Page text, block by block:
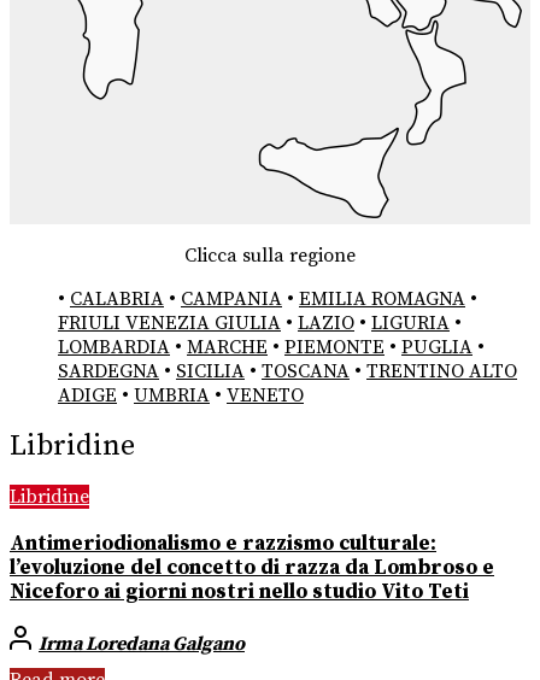
Clicca sulla regione
• CALABRIA • CAMPANIA • EMILIA ROMAGNA •
FRIULI VENEZIA GIULIA • LAZIO • LIGURIA •
LOMBARDIA • MARCHE • PIEMONTE • PUGLIA •
SARDEGNA • SICILIA • TOSCANA • TRENTINO ALTO
ADIGE • UMBRIA • VENETO
Libridine
Libridine
Antimeriodionalismo e razzismo culturale:
l’evoluzione del concetto di razza da Lombroso e
Niceforo ai giorni nostri nello studio Vito Teti
Irma Loredana Galgano